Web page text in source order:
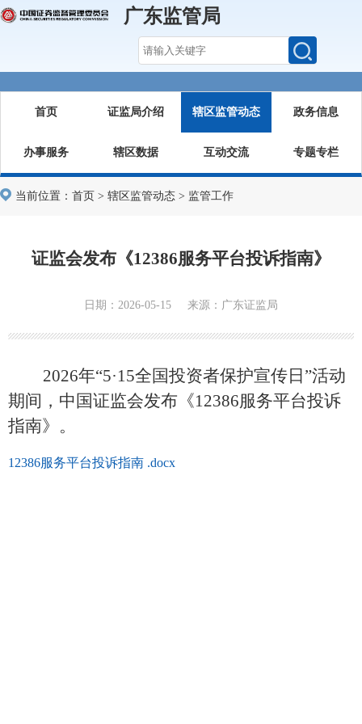
广东监管局
首页 证监局介绍 辖区监管动态 政务信息
办事服务 辖区数据 互动交流 专题专栏
当前位置： 首页 > 辖区监管动态 > 监管工作
证监会发布《12386服务平台投诉指南》
日期：2026-05-15 来源：广东证监局
2026年“5·15全国投资者保护宣传日”活动
期间，中国证监会发布《12386服务平台投诉
指南》。
12386服务平台投诉指南 .docx